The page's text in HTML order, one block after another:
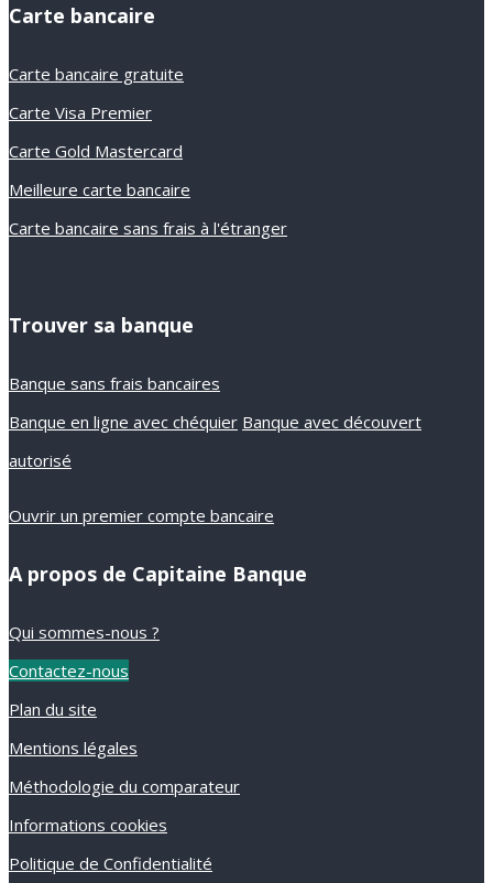
Carte bancaire
Carte bancaire gratuite
Carte Visa Premier
Carte Gold Mastercard
Meilleure carte bancaire
Carte bancaire sans frais à l'étranger
Trouver sa banque
Banque sans frais bancaires
Banque en ligne avec chéquier Banque avec découvert
autorisé
Ouvrir un premier compte bancaire
A propos de Capitaine Banque
Qui sommes-nous ?
Contactez-nous
Plan du site
Mentions légales
Méthodologie du comparateur
Informations cookies
Politique de Confidentialité